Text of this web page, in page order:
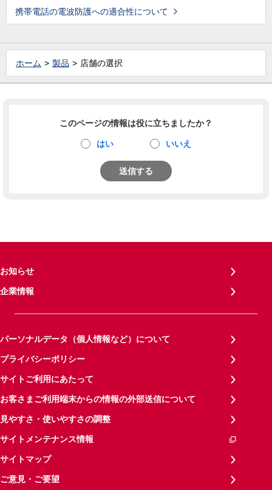
携帯電話の電波防護への適合性について
ホーム 製品 店舗の選択
このページの情報は役に立ちましたか？
はい いいえ
送信する
お知らせ
企業情報
パーソナルデータ（個人情報など）について
プライバシーポリシー
サイトご利用にあたって
お客さまご利用端末からの情報の外部送信について
見やすさ・使いやすさの調整
サイトメンテナンス情報
サイトマップ
ご意見・ご要望